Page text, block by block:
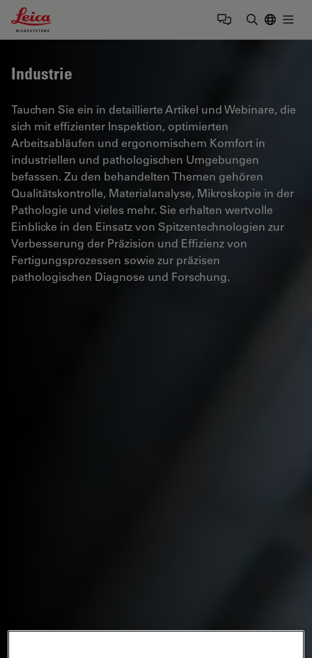
Leica Microsystems Logo
Industrie
Tauchen Sie ein in detaillierte Artikel und Webinare, die
sich mit effizienter Inspektion, optimierten
Arbeitsabläufen und ergonomischem Komfort in
industriellen und pathologischen Umgebungen
befassen. Zu den behandelten Themen gehören
Qualitätskontrolle, Materialanalyse, Mikroskopie in der
Pathologie und vieles mehr. Sie erhalten wertvolle
Einblicke in den Einsatz von Spitzentechnologien zur
Verbesserung der Präzision und Effizienz von
Fertigungsprozessen sowie zur präzisen
pathologischen Diagnose und Forschung.